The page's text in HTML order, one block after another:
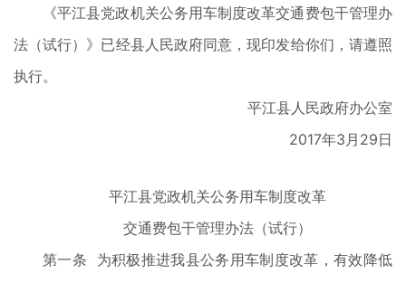
《平江县党政机关公务用车制度改革交通费包干管理办
法（试行）》已经县人民政府同意，现印发给你们，请遵照
执行。
平江县人民政府办公室
2017年3月29日
平江县党政机关公务用车制度改革
交通费包干管理办法（试行）
第一条 为积极推进我县公务用车制度改革，有效降低